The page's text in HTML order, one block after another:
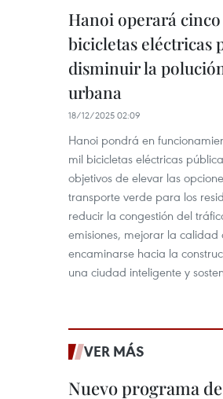
Hanoi operará
bicicletas eléctricas
disminuir la
urbana
18/12/2025 02:09
Hanoi pondrá en
mil bicicletas eléctricas
objetivos de elevar las
transporte verde para los
reducir la congestión del
emisiones, mejorar la calidad
encaminarse hacia la
una ciudad inteligente y
VER MÁS
Nuevo programa